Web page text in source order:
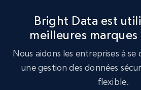
1.3K+ 176+
Target - Gather data on
Bright Data est
meilleures
Nous aidons les entreprises à
une gestion des données
flexible.